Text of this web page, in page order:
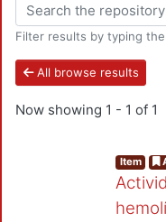
Filter results by typing
All browse results
Now showing 1 - 1 of 1
Item